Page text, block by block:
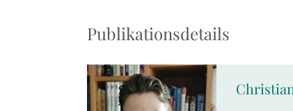
Publikationsdetails